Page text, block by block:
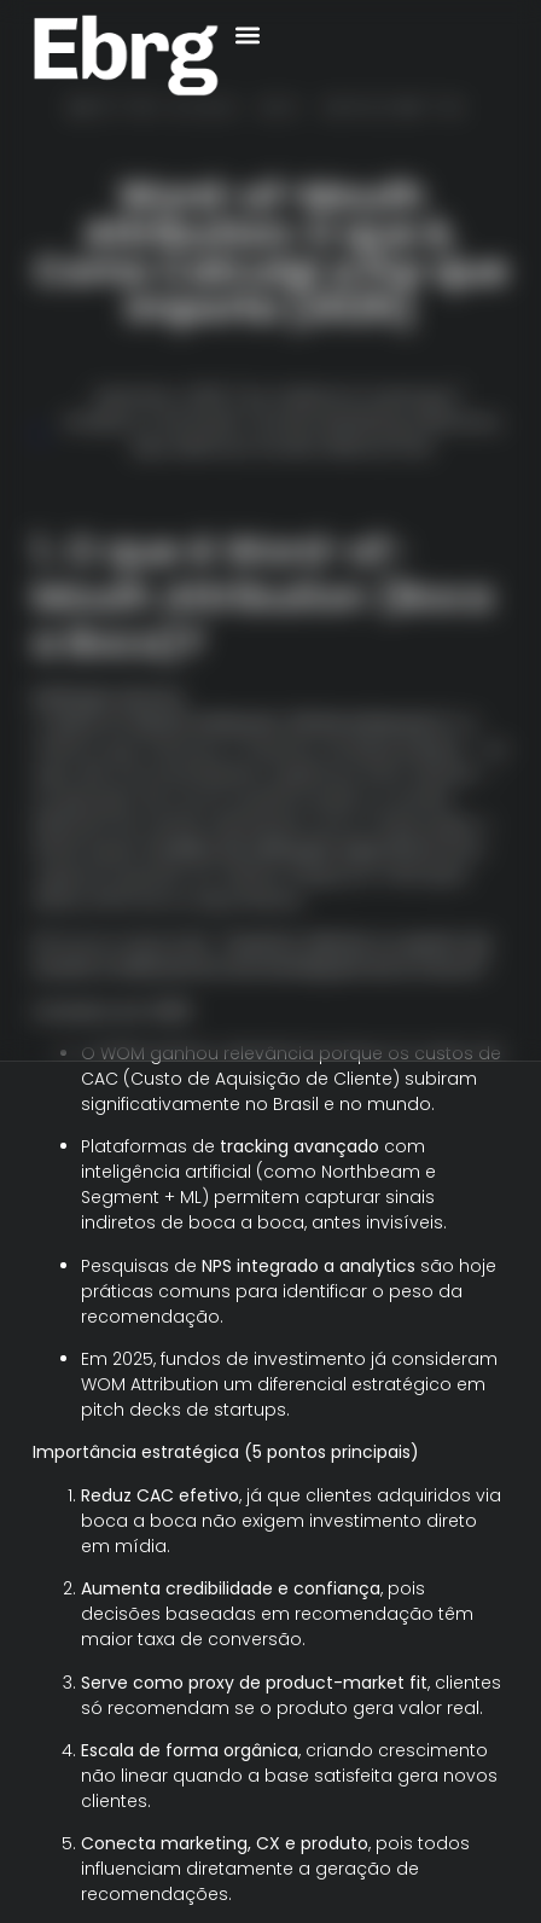
Word-of-Mouth
Attribution: O que é,
Como Calcular e Por que
Importa [2025]
1. O que é Word-of-
Mouth Attribution (Boca
a Boca)?
O WOM ganhou relevância porque os custos de
CAC (Custo de Aquisição de Cliente) subiram
significativamente no Brasil e no mundo.
Plataformas de tracking avançado com
inteligência artificial (como Northbeam e
Segment + ML) permitem capturar sinais
indiretos de boca a boca, antes invisíveis.
Pesquisas de NPS integrado a analytics são hoje
práticas comuns para identificar o peso da
recomendação.
Em 2025, fundos de investimento já consideram
WOM Attribution um diferencial estratégico em
pitch decks de startups.
Importância estratégica (5 pontos principais)
Reduz CAC efetivo, já que clientes adquiridos via
boca a boca não exigem investimento direto
em mídia.
Aumenta credibilidade e confiança, pois
decisões baseadas em recomendação têm
maior taxa de conversão.
Serve como proxy de product-market fit, clientes
só recomendam se o produto gera valor real.
Escala de forma orgânica, criando crescimento
não linear quando a base satisfeita gera novos
clientes.
Conecta marketing, CX e produto, pois todos
influenciam diretamente a geração de
recomendações.